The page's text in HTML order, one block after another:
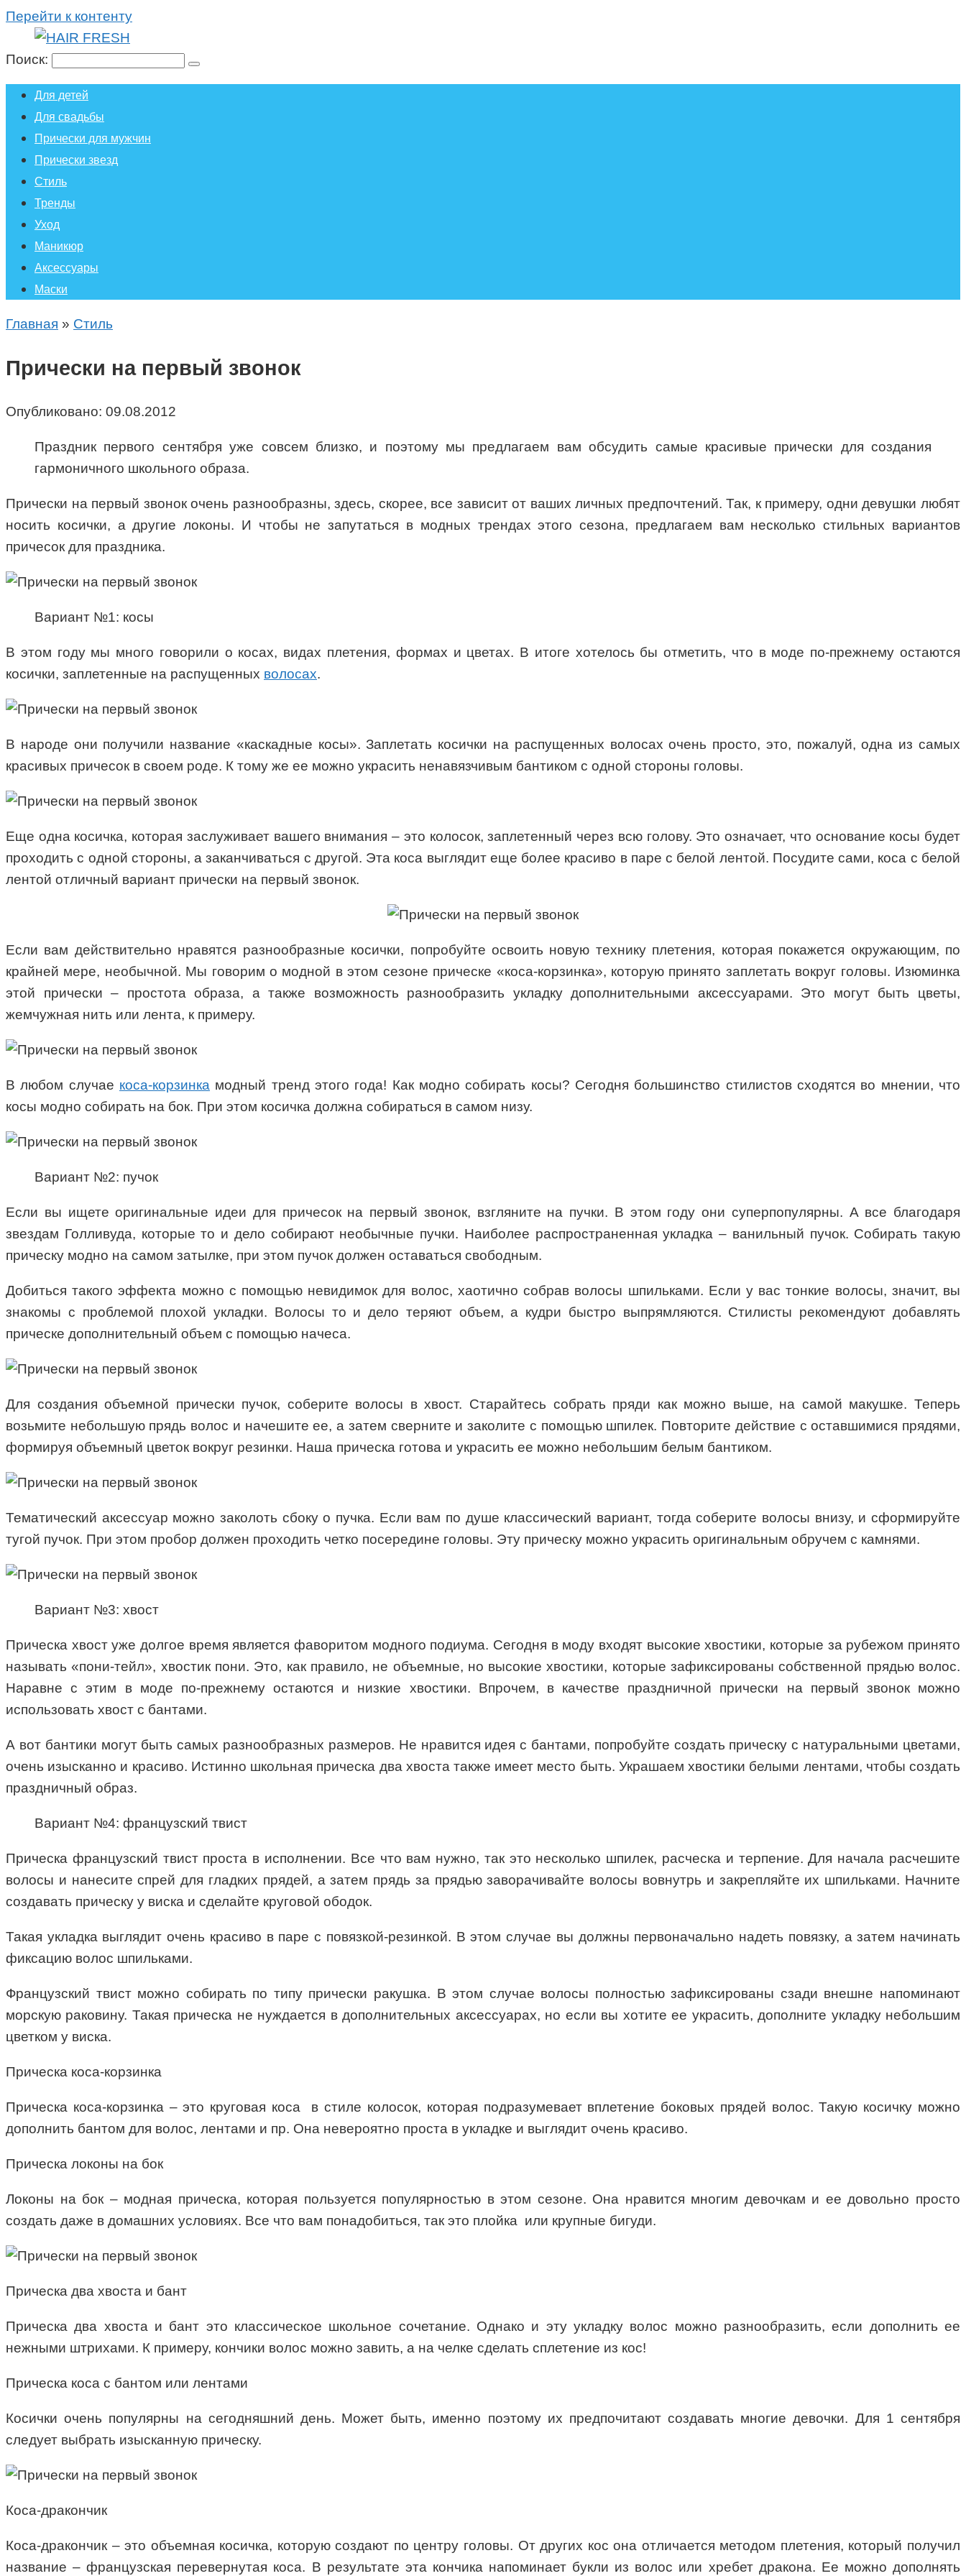
Перейти к контенту
Поиск:
Для детей
Для свадьбы
Прически для мужчин
Прически звезд
Стиль
Тренды
Уход
Маникюр
Аксессуары
Маски
Главная » Стиль
Прически на первый звонок
Опубликовано: 09.08.2012
Праздник первого сентября уже совсем близко, и поэтому мы предлагаем вам обсудить самые красивые прически для создания
гармоничного школьного образа.
Прически на первый звонок очень разнообразны, здесь, скорее, все зависит от ваших личных предпочтений. Так, к примеру, одни девушки любят
носить косички, а другие локоны. И чтобы не запутаться в модных трендах этого сезона, предлагаем вам несколько стильных вариантов
причесок для праздника.
Вариант №1: косы
В этом году мы много говорили о косах, видах плетения, формах и цветах. В итоге хотелось бы отметить, что в моде по-прежнему остаются
косички, заплетенные на распущенных волосах.
В народе они получили название «каскадные косы». Заплетать косички на распущенных волосах очень просто, это, пожалуй, одна из самых
красивых причесок в своем роде. К тому же ее можно украсить ненавязчивым бантиком с одной стороны головы.
Еще одна косичка, которая заслуживает вашего внимания – это колосок, заплетенный через всю голову. Это означает, что основание косы будет
проходить с одной стороны, а заканчиваться с другой. Эта коса выглядит еще более красиво в паре с белой лентой. Посудите сами, коса с белой
лентой отличный вариант прически на первый звонок.
Если вам действительно нравятся разнообразные косички, попробуйте освоить новую технику плетения, которая покажется окружающим, по
крайней мере, необычной. Мы говорим о модной в этом сезоне прическе «коса-корзинка», которую принято заплетать вокруг головы. Изюминка
этой прически – простота образа, а также возможность разнообразить укладку дополнительными аксессуарами. Это могут быть цветы,
жемчужная нить или лента, к примеру.
В любом случае коса-корзинка модный тренд этого года! Как модно собирать косы? Сегодня большинство стилистов сходятся во мнении, что
косы модно собирать на бок. При этом косичка должна собираться в самом низу.
Вариант №2: пучок
Если вы ищете оригинальные идеи для причесок на первый звонок, взгляните на пучки. В этом году они суперпопулярны. А все благодаря
звездам Голливуда, которые то и дело собирают необычные пучки. Наиболее распространенная укладка – ванильный пучок. Собирать такую
прическу модно на самом затылке, при этом пучок должен оставаться свободным.
Добиться такого эффекта можно с помощью невидимок для волос, хаотично собрав волосы шпильками. Если у вас тонкие волосы, значит, вы
знакомы с проблемой плохой укладки. Волосы то и дело теряют объем, а кудри быстро выпрямляются. Стилисты рекомендуют добавлять
прическе дополнительный объем с помощью начеса.
Для создания объемной прически пучок, соберите волосы в хвост. Старайтесь собрать пряди как можно выше, на самой макушке. Теперь
возьмите небольшую прядь волос и начешите ее, а затем сверните и заколите с помощью шпилек. Повторите действие с оставшимися прядями,
формируя объемный цветок вокруг резинки. Наша прическа готова и украсить ее можно небольшим белым бантиком.
Тематический аксессуар можно заколоть сбоку о пучка. Если вам по душе классический вариант, тогда соберите волосы внизу, и сформируйте
тугой пучок. При этом пробор должен проходить четко посередине головы. Эту прическу можно украсить оригинальным обручем с камнями.
Вариант №3: хвост
Прическа хвост уже долгое время является фаворитом модного подиума. Сегодня в моду входят высокие хвостики, которые за рубежом принято
называть «пони-тейл», хвостик пони. Это, как правило, не объемные, но высокие хвостики, которые зафиксированы собственной прядью волос.
Наравне с этим в моде по-прежнему остаются и низкие хвостики. Впрочем, в качестве праздничной прически на первый звонок можно
использовать хвост с бантами.
А вот бантики могут быть самых разнообразных размеров. Не нравится идея с бантами, попробуйте создать прическу с натуральными цветами,
очень изысканно и красиво. Истинно школьная прическа два хвоста также имеет место быть. Украшаем хвостики белыми лентами, чтобы создать
праздничный образ.
Вариант №4: французский твист
Прическа французский твист проста в исполнении. Все что вам нужно, так это несколько шпилек, расческа и терпение. Для начала расчешите
волосы и нанесите спрей для гладких прядей, а затем прядь за прядью заворачивайте волосы вовнутрь и закрепляйте их шпильками. Начните
создавать прическу у виска и сделайте круговой ободок.
Такая укладка выглядит очень красиво в паре с повязкой-резинкой. В этом случае вы должны первоначально надеть повязку, а затем начинать
фиксацию волос шпильками.
Французский твист можно собирать по типу прически ракушка. В этом случае волосы полностью зафиксированы сзади внешне напоминают
морскую раковину. Такая прическа не нуждается в дополнительных аксессуарах, но если вы хотите ее украсить, дополните укладку небольшим
цветком у виска.
Прическа коса-корзинка
Прическа коса-корзинка – это круговая коса в стиле колосок, которая подразумевает вплетение боковых прядей волос. Такую косичку можно
дополнить бантом для волос, лентами и пр. Она невероятно проста в укладке и выглядит очень красиво.
Прическа локоны на бок
Локоны на бок – модная прическа, которая пользуется популярностью в этом сезоне. Она нравится многим девочкам и ее довольно просто
создать даже в домашних условиях. Все что вам понадобиться, так это плойка или крупные бигуди.
Прическа два хвоста и бант
Прическа два хвоста и бант это классическое школьное сочетание. Однако и эту укладку волос можно разнообразить, если дополнить ее
нежными штрихами. К примеру, кончики волос можно завить, а на челке сделать сплетение из кос!
Прическа коса с бантом или лентами
Косички очень популярны на сегодняшний день. Может быть, именно поэтому их предпочитают создавать многие девочки. Для 1 сентября
следует выбрать изысканную прическу.
Коса-дракончик
Коса-дракончик – это объемная косичка, которую создают по центру головы. От других кос она отличается методом плетения, который получил
название – французская перевернутая коса. В результате эта кончика напоминает букли из волос или хребет дракона. Ее можно дополнять